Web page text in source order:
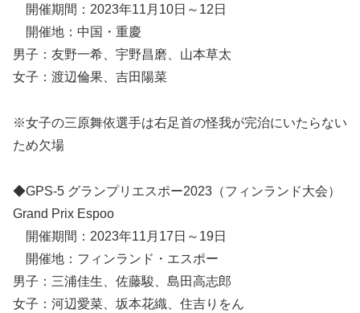
開催期間：2023年11月10日～12日
開催地：中国・重慶
男子：友野一希、宇野昌磨、山本草太
女子：渡辺倫果、吉田陽菜
※女子の三原舞依選手は右足首の怪我が完治にいたらない
ため欠場
◆GPS-5 グランプリエスポー2023（フィンランド大会）
Grand Prix Espoo
開催期間：2023年11月17日～19日
開催地：フィンランド・エスポー
男子：三浦佳生、佐藤駿、島田高志郎
女子：河辺愛菜、坂本花織、住吉りをん